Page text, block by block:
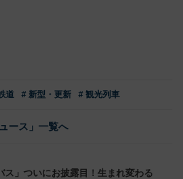
道 # 新型・更新 # 観光列車
ュース」一覧へ
ス」ついにお披露目！生まれ変わる